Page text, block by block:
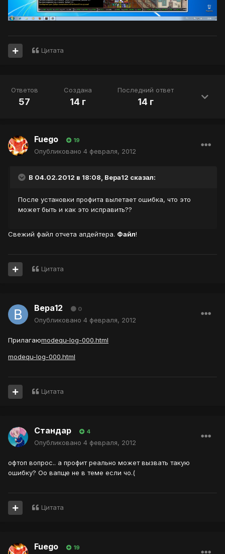
Цитата
Ответов
57
Создана
14 г
Последний ответ
14 г
Fuego 19
Опубликовано 4 февраля, 2012
В 04.02.2012 в 18:08, Вера12 сказал:
После установки профита вылетает ошибка, что это
может быть и как это исправить??
Свежий файл отчета апдейтера. Файл!
Цитата
Вера12 0
Опубликовано 4 февраля, 2012
Прилагаюmodequ-log-000.html
modequ-log-000.html
Цитата
Стандар 4
Опубликовано 4 февраля, 2012
офтоп вопрос.. а профит реально может вызвать такую
ошибку? Оо вапще не в теме если чо.(
Цитата
Fuego 19